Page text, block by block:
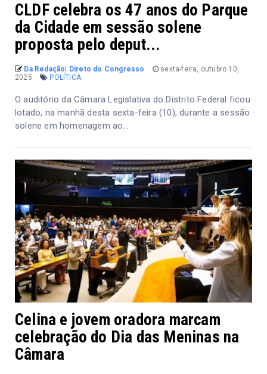
CLDF celebra os 47 anos do Parque
da Cidade em sessão solene
proposta pelo deput...
Da Redação| Direto do Congresso
sexta-feira, outubro 10,
2025
POLÍTICA
O auditório da Câmara Legislativa do Distrito Federal ficou
lotado, na manhã desta sexta-feira (10), durante a sessão
solene em homenagem ao...
Celina e jovem oradora marcam
celebração do Dia das Meninas na
Câmara